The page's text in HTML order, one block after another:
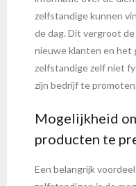
zelfstandige kunnen
de dag. Dit vergroot
nieuwe klanten en het
zelfstandige zelf niet
zijn bedrijf te promoten.
Mogelijkheid
producten te
Een belangrijk